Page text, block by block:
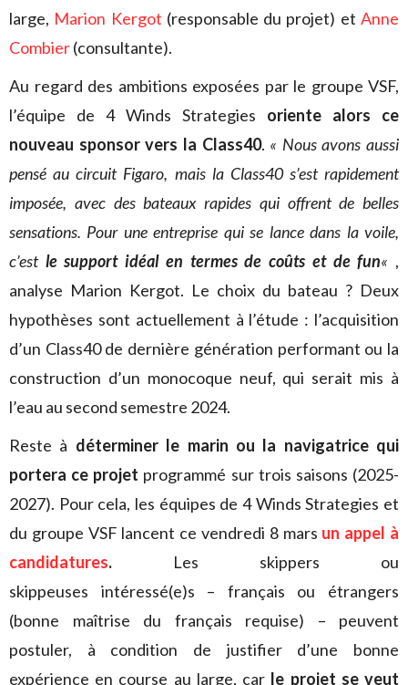
large, Marion Kergot (responsable du projet) etAnne
Combier(consultante).
Au regard des ambitions exposées par le groupe VSF,
l’équipe de 4 Winds Strategies oriente alors ce
nouveau sponsor vers la Class40. « Nous avons aussi
pensé au circuit Figaro, mais la Class40 s’est rapidement
imposée, avec des bateaux rapides qui offrent de belles
sensations. Pour une entreprise qui se lance dans la voile,
c’est le support idéal en termes de coûts et de fun« ,
analyse Marion Kergot. Le choix du bateau ? Deux
hypothèses sont actuellement à l’étude : l’acquisition
d’un Class40 de dernière génération performant ou la
construction d’un monocoque neuf, qui serait mis à
l’eau au second semestre 2024.
Reste à déterminer le marin ou la navigatrice qui
portera ce projet programmé sur trois saisons (2025-
2027). Pour cela, les équipes de 4 Winds Strategies et
du groupe VSF lancent ce vendredi 8 mars un appel à
candidatures. Les skippers ou
skippeuses intéressé(e)s – français ou étrangers
(bonne maîtrise du français requise) – peuvent
postuler, à condition de justifier d’une bonne
expérience en course au large, car le projet se veut